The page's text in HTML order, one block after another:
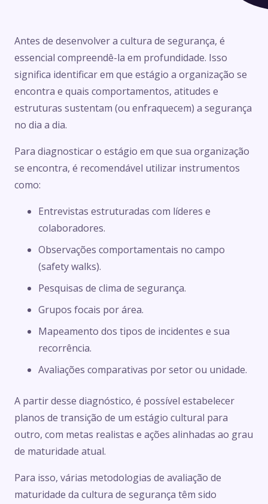
Antes de desenvolver a cultura de segurança, é
essencial compreendê-la em profundidade. Isso
significa identificar em que estágio a organização se
encontra e quais comportamentos, atitudes e
estruturas sustentam (ou enfraquecem) a segurança
no dia a dia.
Para diagnosticar o estágio em que sua organização
se encontra, é recomendável utilizar instrumentos
como:
Entrevistas estruturadas com líderes e
colaboradores.
Observações comportamentais no campo
(safety walks).
Pesquisas de clima de segurança.
Grupos focais por área.
Mapeamento dos tipos de incidentes e sua
recorrência.
Avaliações comparativas por setor ou unidade.
A partir desse diagnóstico, é possível estabelecer
planos de transição de um estágio cultural para
outro, com metas realistas e ações alinhadas ao grau
de maturidade atual.
Para isso, várias metodologias de avaliação de
maturidade da cultura de segurança têm sido